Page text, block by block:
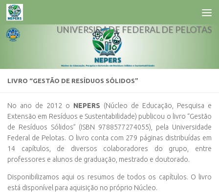
Skip to content
UNIVERSIDADE FEDERAL DE PELOTAS
LIVRO “GESTÃO DE RESÍDUOS SÓLIDOS”
No ano de 2012 o NEPERS (Núcleo de Educação, Pesquisa e
Extensão em Resíduos e Sustentabilidade) publicou o livro “Gestão
de Resíduos Sólidos” (ISBN 9788577274055), pela Universidade
Federal de Pelotas. O livro conta com 279 páginas distribuídas em
14 capítulos, de diversos colaboradores do grupo, entre
professores e alunos de graduação, mestrado e doutorado.
Disponibilizamos aqui os resumos de todos os capítulos. O livro
está disponível para aquisição no próprio Núcleo.